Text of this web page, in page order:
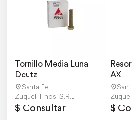
Tornillo Media Luna
Deutz
Santa Fe
Zuqueli Hnos. S.R.L.
$ Consultar
AX
$